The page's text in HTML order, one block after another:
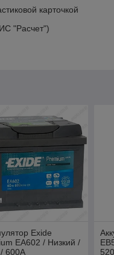
карточкой
"Расчет")
Exide
EA602 / Низкий /
600А